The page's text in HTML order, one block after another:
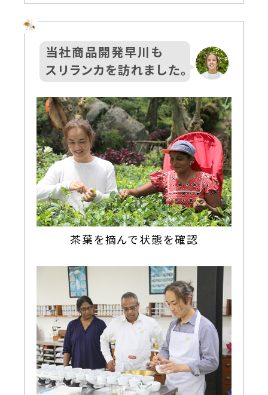
当社商品開発早川も
スリランカを訪れました。
茶葉を摘んで状態を確認